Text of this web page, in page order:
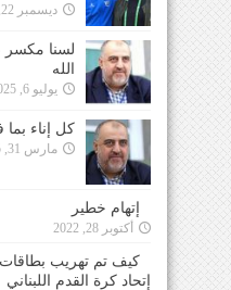
ديسمبر 22, 2025
لسنا مكسر
الله
يوليو 6, 2025
كل إناء بما
مارس 31, 2025
إتهام خطير
أكتوبر 28, 2022
كيف تم تهريب بطاقات
إتحاد كرة القدم اللبناني